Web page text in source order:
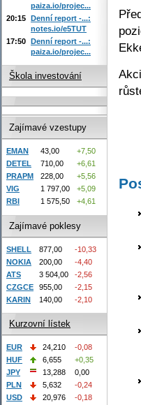
paiza.io/projec...
20:15 Denní report -...:
notes.io/e5TUT
17:50 Denní report -...:
paiza.io/projec...
Škola investování
Zajímavé vzestupy
EMAN 43,00
+7,50
DETEL
710,00
+6,61
PRAPM
228,00
+5,56
VIG
1 797,00
+5,09
RBI
1 575,50 +4,61
Zajímavé poklesy
SHELL 877,00
-10,33
NOKIA
200,00
-4,40
ATS
3 504,00
-2,56
CZGCE
955,00
-2,15
KARIN
140,00 -2,10
Kurzovní lístek
EUR 24,210
-0,08
HUF
6,655
+0,35
JPY
13,288
0,00
PLN
5,632
-0,24
USD
20,976 -0,18